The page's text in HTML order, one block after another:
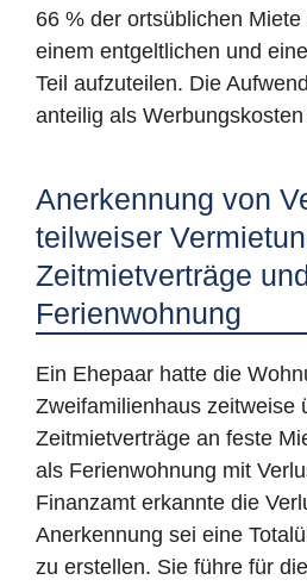
66 % der ortsüblichen
einem entgeltlichen und
Teil aufzuteilen. Die
anteilig als
Anerkennung von
teilweiser
Zeitmietverträge
Ferienwohnung
Ein Ehepaar hatte die
Zweifamilienhaus zeitweise
Zeitmietverträge an feste
als Ferienwohnung mit
Finanzamt erkannte die
Anerkennung sei eine
zu erstellen. Sie führe für